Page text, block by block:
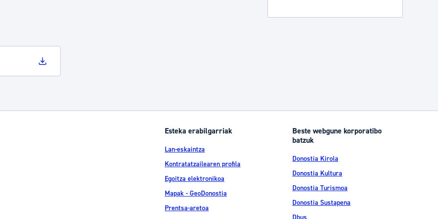
Izapideen katalogoa
Esteka erabilgarriak
Lan-eskaintza
Kontratatzailearen profila
Egoitza elektronikoa
Mapak - GeoDonostia
Prentsa-aretoa
Beste webgune korporatibo
batzuk
Donostia Kirola
Donostia Kultura
Donostia Turismoa
Donostia Sustapena